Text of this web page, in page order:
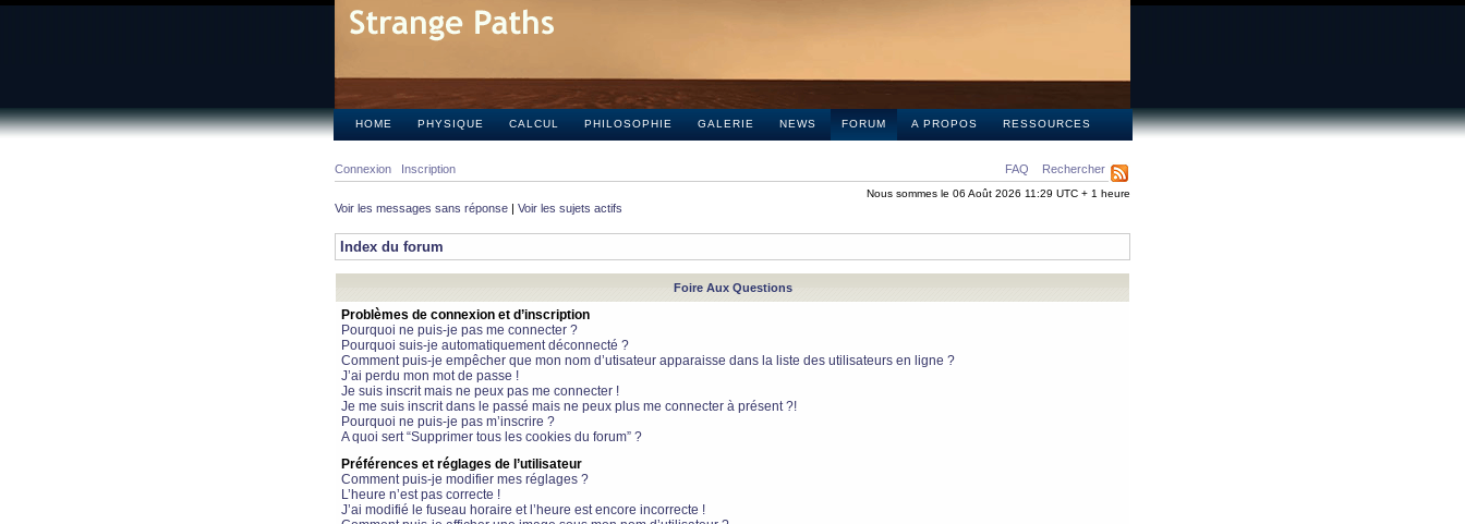
HOME PHYSIQUE CALCUL PHILOSOPHIE GALERIE NEWS FORUM A PROPOS RESSOURCES
FAQ Rechercher
Connexion Inscription
Nous sommes le 06 Août 2026 11:29 UTC + 1 heure
Voir les messages sans réponse | Voir les sujets actifs
Index du forum
Foire Aux Questions
Problèmes de connexion et d’inscription
Pourquoi ne puis-je pas me connecter ?
Pourquoi suis-je automatiquement déconnecté ?
Comment puis-je empêcher que mon nom d’utisateur apparaisse dans la liste des utilisateurs en ligne ?
J’ai perdu mon mot de passe !
Je suis inscrit mais ne peux pas me connecter !
Je me suis inscrit dans le passé mais ne peux plus me connecter à présent ?!
Pourquoi ne puis-je pas m’inscrire ?
A quoi sert “Supprimer tous les cookies du forum” ?
Préférences et réglages de l’utilisateur
Comment puis-je modifier mes réglages ?
L’heure n’est pas correcte !
J’ai modifié le fuseau horaire et l’heure est encore incorrecte !